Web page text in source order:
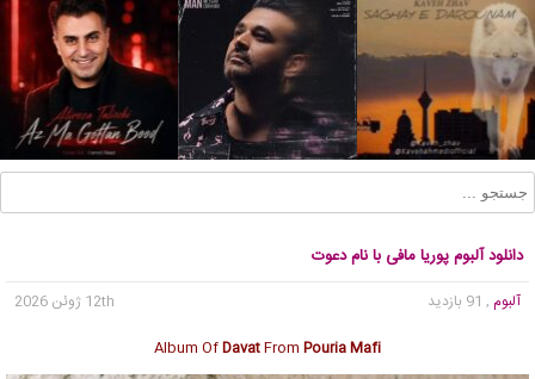
دانلود آلبوم پوریا مافی با نام دعوت
آلبوم , 91 بازدید
12th ژوئن 2026
Album OfDavatFrom Pouria Mafi